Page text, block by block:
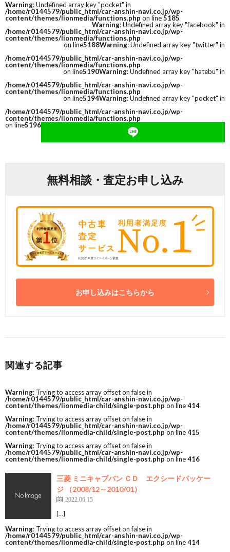
Warning: Undefined array key "pocket" in
/home/r0144579/public_html/car-anshin-navi.co.jp/wp-
content/themes/lionmedia/functions.php on line5185
Warning: Undefined array key "facebook" in
/home/r0144579/public_html/car-anshin-navi.co.jp/wp-
content/themes/lionmedia/functions.php
on line5188Warning: Undefined array key "twitter" in
/home/r0144579/public_html/car-anshin-navi.co.jp/wp-
content/themes/lionmedia/functions.php
on line5190Warning: Undefined array key "hatebu" in
/home/r0144579/public_html/car-anshin-navi.co.jp/wp-
content/themes/lionmedia/functions.php
on line5194Warning: Undefined array key "pocket" in
/home/r0144579/public_html/car-anshin-navi.co.jp/wp-
content/themes/lionmedia/functions.php
on line5196
無料相談・査定お申し込み
お申し込みはこちらから
関連する記事
Warning: Trying to access array offset on false in
/home/r0144579/public_html/car-anshin-navi.co.jp/wp-
content/themes/lionmedia-child/single-post.php on line414
Warning: Trying to access array offset on false in
/home/r0144579/public_html/car-anshin-navi.co.jp/wp-
content/themes/lionmedia-child/single-post.php on line415
Warning: Trying to access array offset on false in
/home/r0144579/public_html/car-anshin-navi.co.jp/wp-
content/themes/lionmedia-child/single-post.php on line416
三菱 ミニキャブバン ＣＤ エクシードパッケー
ジ （2008/12～2010/01）
2022.06.15
[…]
Warning: Trying to access array offset on false in
/home/r0144579/public_html/car-anshin-navi.co.jp/wp-
content/themes/lionmedia-child/single-post.php on line414